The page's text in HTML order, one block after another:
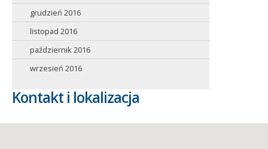
grudzień 2016
listopad 2016
październik 2016
wrzesień 2016
Kontakt i lokalizacja